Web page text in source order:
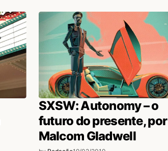
SXSW: Autonomy – o
futuro do presente, por
Malcom Gladwell